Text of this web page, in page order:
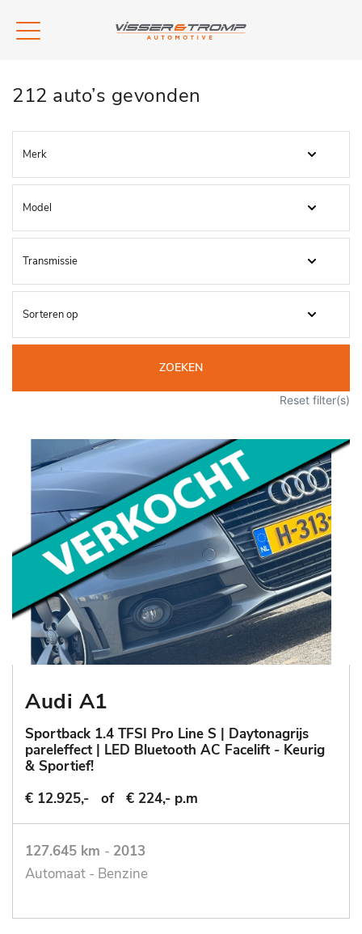
212 auto’s gevonden
ZOEKEN
Reset filter(s)
Audi A1
Sportback 1.4 TFSI Pro Line S | Daytonagrijs
pareleffect | LED Bluetooth AC Facelift - Keurig
& Sportief!
€ 12.925,-
of € 224,- p.m
127.645 km - 2013
Automaat - Benzine